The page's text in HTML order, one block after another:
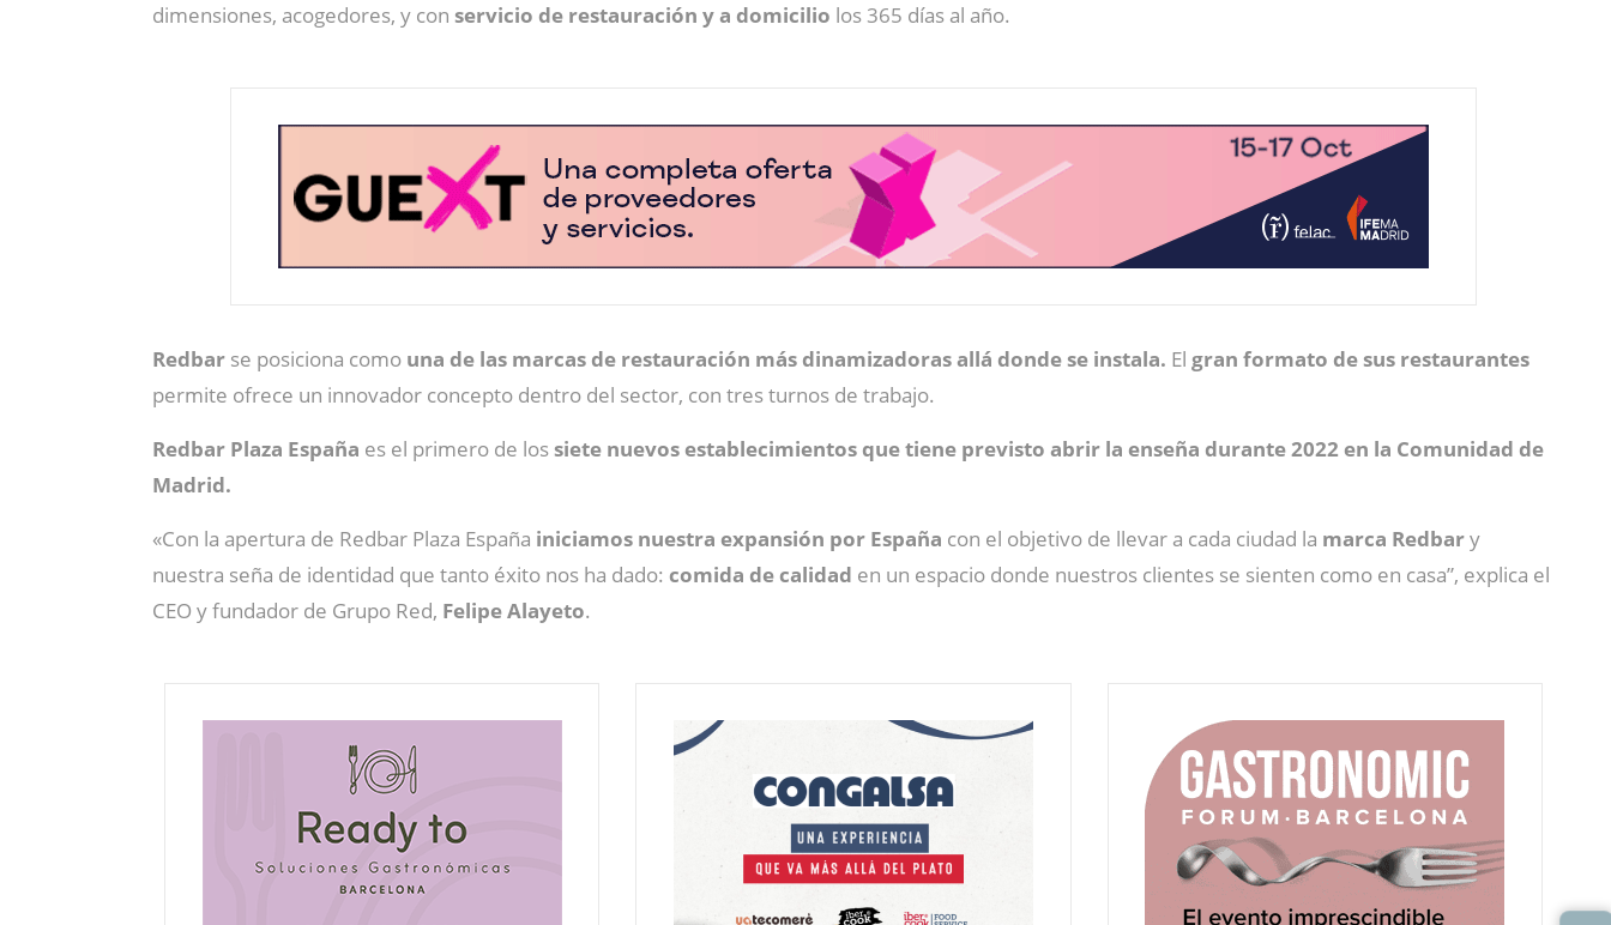
dimensiones, acogedores, y con servicio de restauración y a domicilio los 365 días al año.
Redbar se posiciona como una de las marcas de restauración más dinamizadoras allá donde se instala. El gran formato de sus restaurantes
permite ofrece un innovador concepto dentro del sector, con tres turnos de trabajo.
Redbar Plaza España es el primero de lossiete nuevos establecimientos que tiene previsto abrir la enseña durante 2022 en la Comunidad de
Madrid.
«Con la apertura de Redbar Plaza España iniciamos nuestra expansión por España con el objetivo de llevar a cada ciudad la marca Redbary
nuestra seña de identidad que tanto éxito nos ha dado: comida de calidad en un espacio donde nuestros clientes se sienten como en casa”, explica el
CEO y fundador de Grupo Red, Felipe Alayeto.